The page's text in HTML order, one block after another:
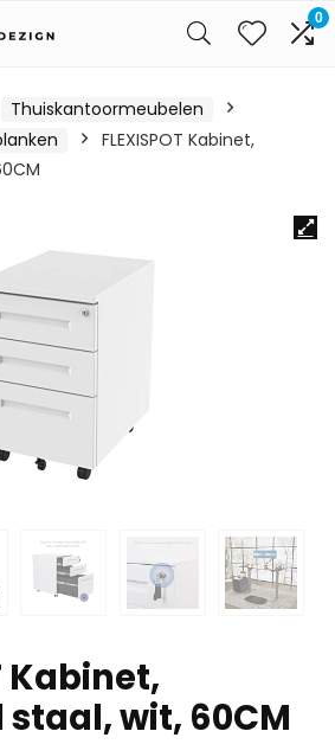
0
Thuiskantoormeubelen
FLEXISPOT Kabinet,
Kabinet,
wit, 60CM